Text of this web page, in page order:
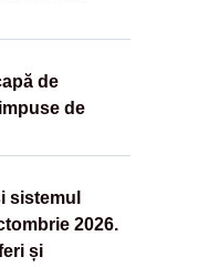
de
de
sistemul
2026.
și